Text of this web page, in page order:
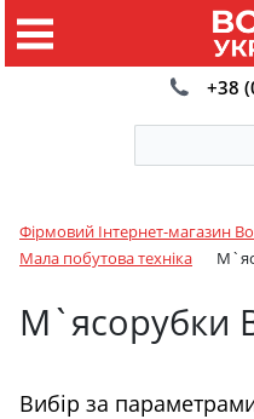
+38
Фірмовий Інтернет-магазин
Мала побутова техніка
М`ясорубки
Вибір за